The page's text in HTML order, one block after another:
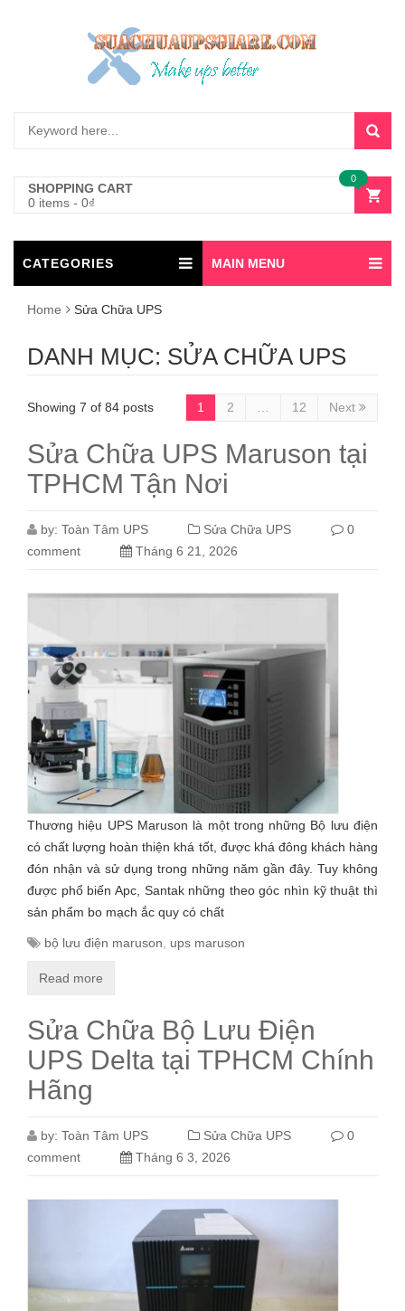
SHOPPING CART
0 items - 0₫
0
CATEGORIES MAIN MENU
Home Sửa Chữa UPS
DANH MỤC: SỬA CHỮA UPS
Showing 7 of 84 posts 1 2 12 Next
Sửa Chữa UPS Maruson tại
TPHCM Tận Nơi
by: Toàn Tâm UPS Sửa Chữa UPS
0
comment
Tháng 6 21, 2026
Thương hiệu UPS Maruson là một trong những Bộ lưu điện
có chất lượng hoàn thiện khá tốt, được khá đông khách hàng
đón nhận và sử dụng trong những năm gần đây. Tuy không
được phổ biến Apc, Santak những theo góc nhìn kỹ thuật thì
sản phẩm bo mạch ắc quy có chất
bộ lưu điện maruson ups maruson
Read more
Sửa Chữa Bộ Lưu Điện
UPS Delta tại TPHCM Chính
Hãng
by: Toàn Tâm UPS Sửa Chữa UPS
0
comment
Tháng 6 3, 2026